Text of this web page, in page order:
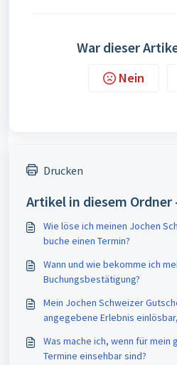
War dieser
Nein
Drucken
Artikel in diesem Ordner
Wie löse ich meinen Jochen
buche einen Termin?
Wann und wie bekomme ich
Buchungsbestätigung?
Mein Jochen Schweizer
angegebene Erlebnis
Was mache ich, wenn für mein
Termine einsehbar sind?